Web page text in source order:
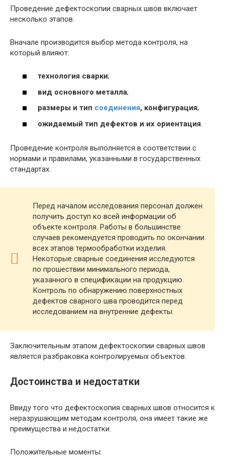
Проведение дефектоскопии сварных швов включает
несколько этапов.
Вначале производится выбор метода контроля, на
который влияют:
технология сварки;
вид основного металла;
размеры и тип соединения, конфигурация;
ожидаемый тип дефектов и их ориентация.
Проведение контроля выполняется в соответствии с
нормами и правилами, указанными в государственных
стандартах.
Перед началом исследования персонал должен
получить доступ ко всей информации об
объекте контроля. Работы в большинстве
случаев рекомендуется проводить по окончании
всех этапов термообработки изделия.
Некоторые сварные соединения исследуются
по прошествии минимального периода,
указанного в спецификации на продукцию.
Контроль по обнаружению поверхностных
дефектов сварного шва проводится перед
исследованием на внутренние дефекты.
Заключительным этапом дефектоскопии сварных швов
является разбраковка контролируемых объектов.
Достоинства и недостатки
Ввиду того что дефектоскопия сварных швов относится к
неразрушающим методам контроля, она имеет такие же
преимущества и недостатки.
Положительные моменты: